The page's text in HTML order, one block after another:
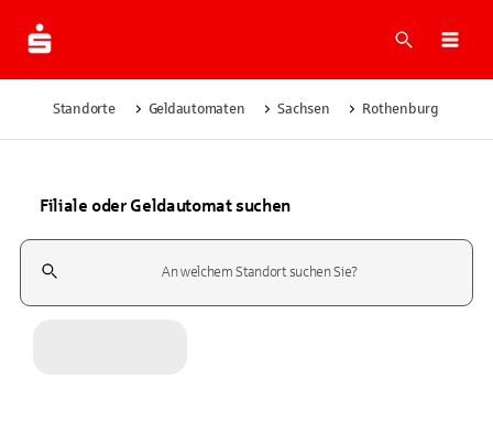
Suche
Standorte Geldautomaten Sachsen Rothenburg
Filiale oder Geldautomat suchen
Suchfeld